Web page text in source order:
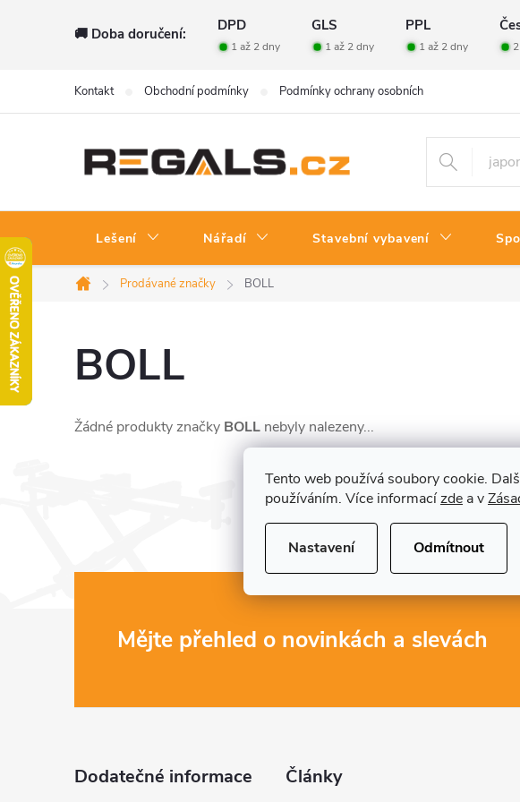
Tento web používá soubory cookie.
používáním. Více informacízde a v
Nastavení Odmítnout
🚚 Doba doručení: DPD GLS PPL
1 až 2 dny 1 až 2 dny 1 až 2 dny
Kontakt Obchodní podmínky Podmínky ochrany osobních údajů
Lešení Nářadí Stavební vybavení
Domů
Prodávané značky BOLL
BOLL
Žádné produkty značky BOLL nebyly nalezeny...
Mějte přehled o novinkách a slevách
Dodatečné informace Články